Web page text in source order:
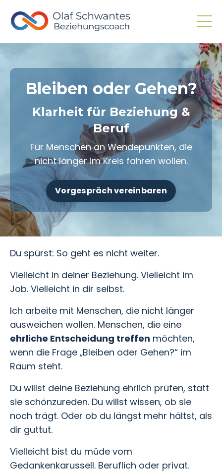
Bleiben oder Gehen?
Klarheit für Beziehung &
Beruf
Für Menschen an Wendepunkten, die
nicht länger im Kreis fahren wollen.
Vorgespräch vereinbaren
Du spürst: So geht es nicht weiter.
Vielleicht in deiner Beziehung. Vielleicht im
Job. Vielleicht in dir selbst.
Ich arbeite mit Menschen, die nicht länger
ausweichen wollen. Menschen, die eine
ehrliche Entscheidung treffen möchten,
wenn die Frage „Bleiben oder Gehen?“ im
Raum steht.
Du willst deine Beziehung ehrlich prüfen, statt
sie schönzureden. Du willst wissen, ob sie
noch trägt. Oder ob du längst mehr hältst, als
dir guttut.
Vielleicht bist du müde vom
Gedankenkarussell. Beruflich oder privat.